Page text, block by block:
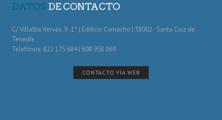
DATOS DE CONTACTO
C/ Villalba Hervás, 9 -1º | Edificio Camacho | 38002 · Santa Cruz de
Tenerife
Telefónos: 822 175 684 | 608 958 069
CONTACTO VÍA WEB